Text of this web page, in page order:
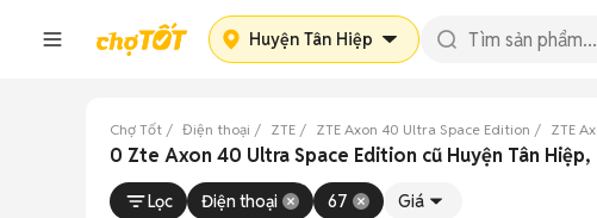
Huyện Tân Hiệp
Chợ Tốt Điện thoại ZTE ZTE Axon 40 Ultra Space Edition ZTE
0 Zte Axon 40 Ultra Space Edition cũ Huyện Tân
Lọc Điện thoại 67 Giá